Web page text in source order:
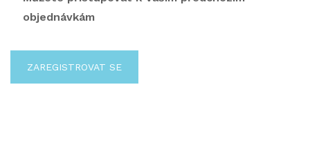
objednávkám
ZAREGISTROVAT SE